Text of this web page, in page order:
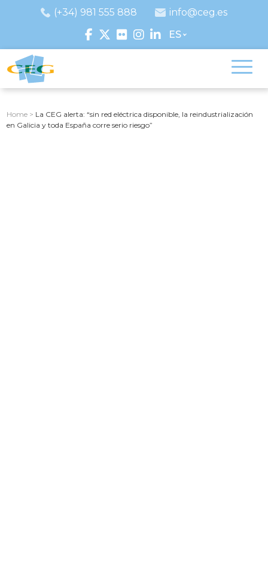
(+34) 981 555 888
info@ceg.es
ES
Home > La CEG alerta: “sin red eléctrica disponible, la reindustrialización
en Galicia y toda España corre serio riesgo”